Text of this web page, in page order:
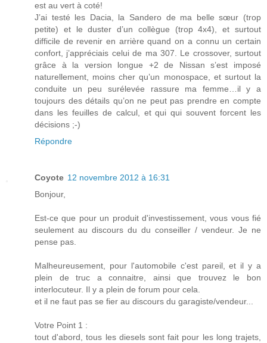
est au vert à coté!
J’ai testé les Dacia, la Sandero de ma belle sœur (trop
petite) et le duster d’un collègue (trop 4x4), et surtout
difficile de revenir en arrière quand on a connu un certain
confort, j’appréciais celui de ma 307. Le crossover, surtout
grâce à la version longue +2 de Nissan s’est imposé
naturellement, moins cher qu’un monospace, et surtout la
conduite un peu surélevée rassure ma femme…il y a
toujours des détails qu’on ne peut pas prendre en compte
dans les feuilles de calcul, et qui qui souvent forcent les
décisions ;-)
Répondre
Coyote 12 novembre 2012 à 16:31
Bonjour,
Est-ce que pour un produit d'investissement, vous vous fié
seulement au discours du du conseiller / vendeur. Je ne
pense pas.
Malheureusement, pour l'automobile c'est pareil, et il y a
plein de truc a connaitre, ainsi que trouvez le bon
interlocuteur. Il y a plein de forum pour cela.
et il ne faut pas se fier au discours du garagiste/vendeur...
Votre Point 1 :
tout d'abord, tous les diesels sont fait pour les long trajets,